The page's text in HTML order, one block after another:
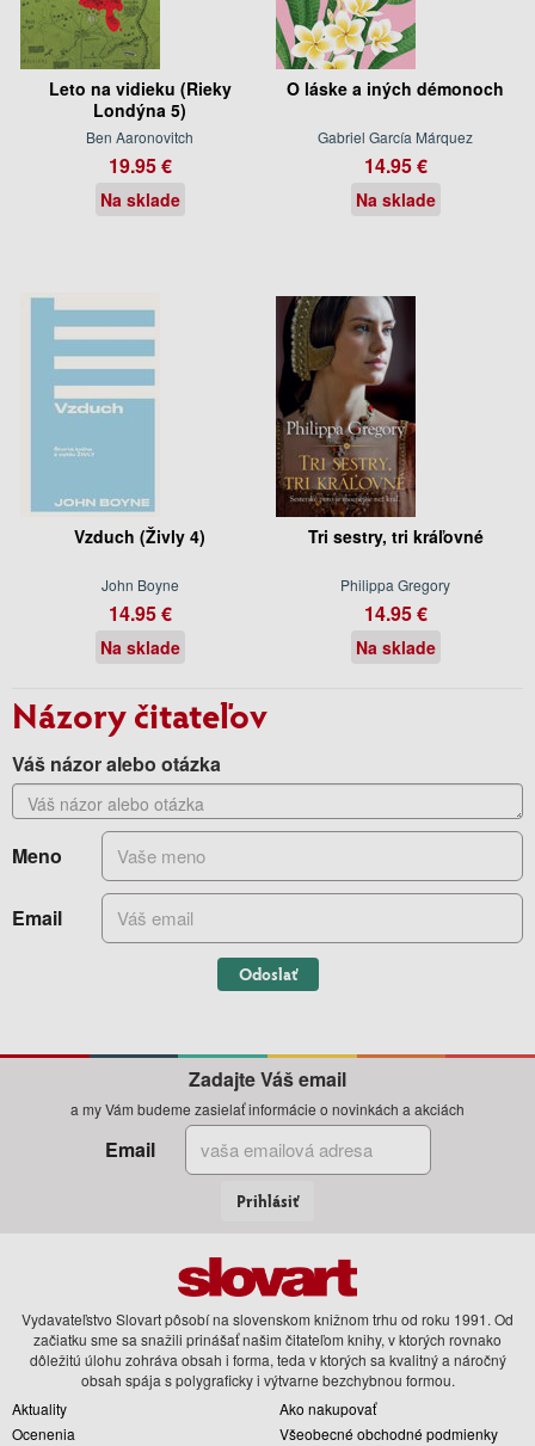
Leto na vidieku (Rieky
Londýna 5)
Ben Aaronovitch
19.95 €
Na sklade
O láske a iných démonoch
Gabriel García Márquez
14.95 €
Na sklade
Vzduch (Živly 4)
John Boyne
14.95 €
Na sklade
Tri sestry, tri kráľovné
Philippa Gregory
14.95 €
Na sklade
Názory čitateľov
Váš názor alebo otázka
Meno
Email
Odoslať
Zadajte Váš email
a my Vám budeme zasielať informácie o novinkách a akciách
Email
Prihlásiť
Vydavateľstvo Slovart pôsobí na slovenskom knižnom trhu od roku 1991. Od
začiatku sme sa snažili prinášať našim čitateľom knihy, v ktorých rovnako
dôležitú úlohu zohráva obsah i forma, teda v ktorých sa kvalitný a náročný
obsah spája s polygraficky i výtvarne bezchybnou formou.
Aktuality
Ocenenia
Ako nakupovať
Všeobecné obchodné podmienky